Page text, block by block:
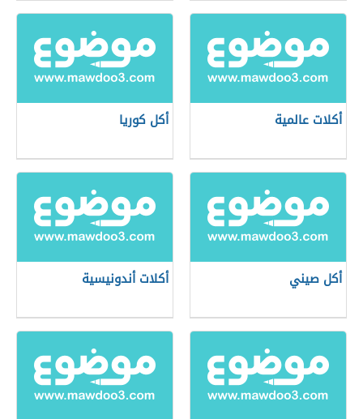
أكلات عالمية أكل كوريا
أكل صيني أكلات أندونيسية